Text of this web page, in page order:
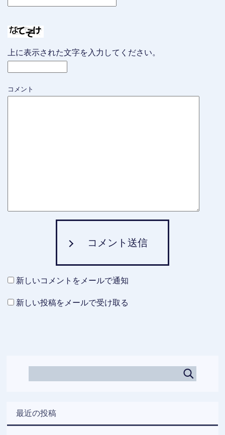
上に表示された文字を入力してください。
コメント
コメント送信
新しいコメントをメールで通知
新しい投稿をメールで受け取る
最近の投稿